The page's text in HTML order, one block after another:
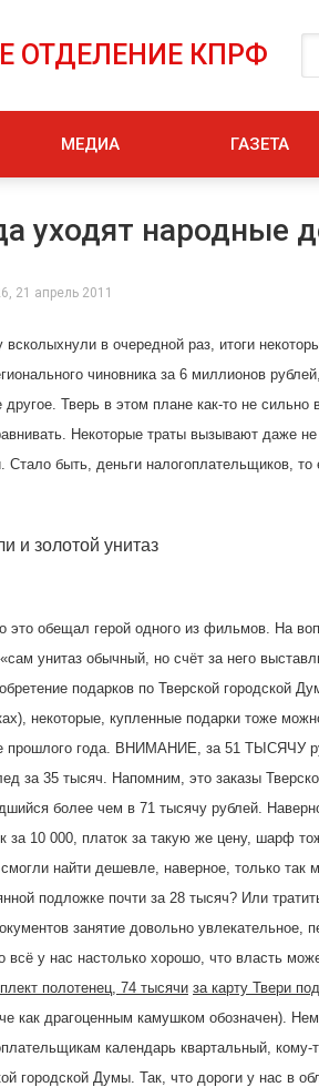
ОТДЕЛЕНИЕ КПРФ
МЕДИА ГАЗЕТА
уходят народные
21 апрель 2011
всколыхнули в очередной раз, итоги
чиновника за 6 миллионов
другое. Тверь в этом плане как-то не
Некоторые траты вызывают даже
Стало быть, деньги налогоплательщиков,
и золотой унитаз
это обещал герой одного из фильмов. На
«сам унитаз обычный, но счёт за него
подарков по Тверской городской
некоторые, купленные подарки тоже
прошлого года. ВНИМАНИЕ, за 51 ТЫСЯЧУ
за 35 тысяч. Напомним, это заказы
более чем в 71 тысячу рублей.
за 10 000, платок за такую же цену, шарф
найти дешевле, наверное, только
подложке почти за 28 тысяч? Или
занятие довольно увлекательное,
всё у нас настолько хорошо, что власть
полотенец, 74 тысячи за карту Твери
как драгоценным камушком обозначен).
календарь квартальный, кому-
городской Думы. Так, что дороги у нас в